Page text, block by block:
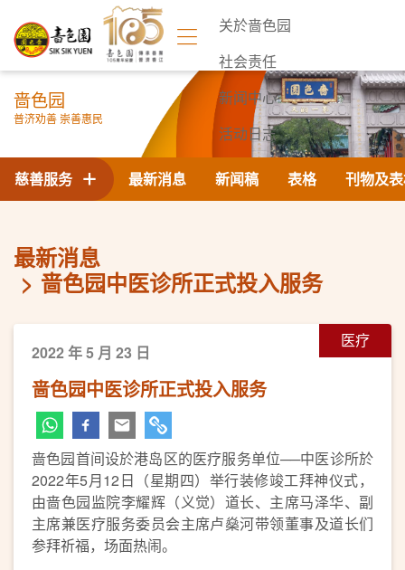
关於啬色园
社会责任
新闻中心
活动日志
联络我们
啬色园
普济劝善 崇善惠民
最新消息 新闻稿 表格 刊物及
慈善服务
最新消息
啬色园中医诊所正式投入服务
医疗
2022 年 5 月 23 日
啬色园中医诊所正式投入服务
啬色园首间设於港岛区的医疗服务单位──中医诊所於
2022年5月12日（星期四）举行装修竣工拜神仪式，
由啬色园监院李耀辉（义觉）道长、主席马泽华、副
主席兼医疗服务委员会主席卢燊河带领董事及道长们
参拜祈福，场面热闹。